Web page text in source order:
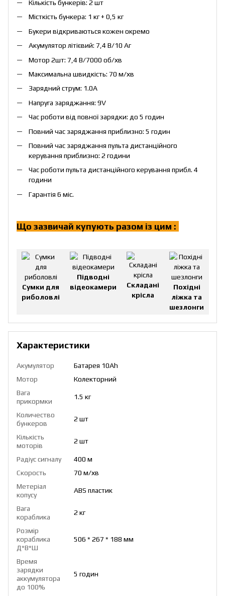
Кількість бункерів: 2 шт
Місткість бункера: 1 кг + 0,5 кг
Букери відкриваються кожен окремо
Акумулятор літієвий: 7,4 В/10 Аг
Мотор 2шт: 7,4 В/7000 об/хв
Максимальна швидкість: 70 м/хв
Зарядний струм: 1.0A
Напруга заряджання: 9V
Час роботи від повної зарядки: до 5 годин
Повний час заряджання приблизно: 5 годин
Повний час заряджання пульта дистанційного
керування приблизно: 2 години
Час роботи пульта дистанційного керування прибл. 4
години
Гарантія 6 міс.
Що зазвичай купують разом із цим :
Сумки для
риболовлі
Підводні
відеокамери
Складані
крісла
Похідні
ліжка та
шезлонги
Характеристики
Акумулятор
Батарея 10Ah
Мотор
Колекторний
Вага
прикормки
1.5 кг
Количество
бункеров
2 шт
Кількість
моторів
2 шт
Радіус сигналу
400 м
Скорость
70 м/хв
Метеріал
копусу
ABS пластик
Вага
кораблика
2 кг
Розмір
кораблика
Д*В*Ш
506 * 267 * 188 мм
Время
зарядки
аккумулятора
до 100%
5 годин